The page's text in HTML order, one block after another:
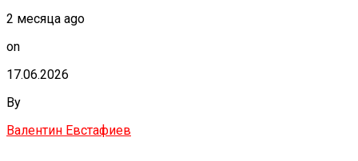
2 месяца ago
on
17.06.2026
By
Валентин Евстафиев